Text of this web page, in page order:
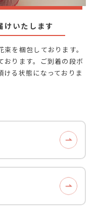
けいたします
を梱包しております。
おります。ご到着の段ボ
る状態になっておりま